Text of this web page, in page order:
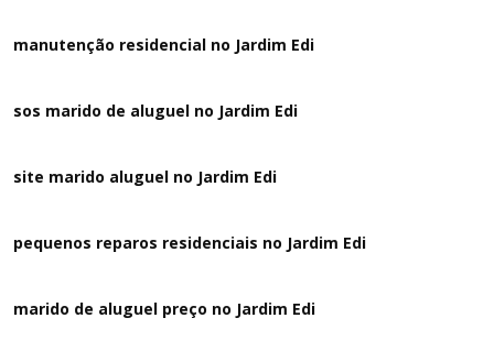
manutenção residencial no Jardim Edi
sos marido de aluguel no Jardim Edi
site marido aluguel no Jardim Edi
pequenos reparos residenciais no Jardim Edi
marido de aluguel preço no Jardim Edi